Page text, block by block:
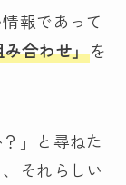
報であって
合わせ」を
」と尋ねた
それらしい